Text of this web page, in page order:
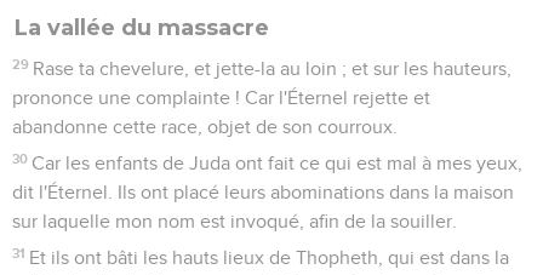
La vallée du massacre
29 Rase ta chevelure, et jette-la au loin ; et sur les hauteurs,
prononce une complainte ! Car l'Éternel rejette et
abandonne cette race, objet de son courroux.
30 Car les enfants de Juda ont fait ce qui est mal à mes yeux,
dit l'Éternel. Ils ont placé leurs abominations dans la maison
sur laquelle mon nom est invoqué, afin de la souiller.
31 Et ils ont bâti les hauts lieux de Thopheth, qui est dans la